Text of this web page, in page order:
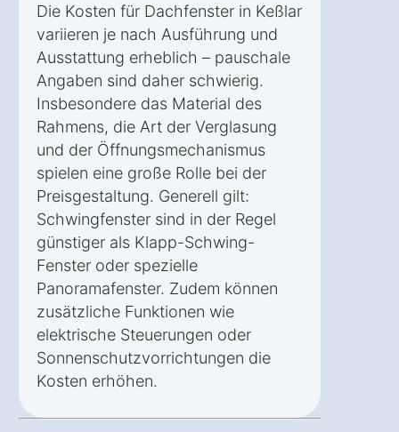
Die Kosten für Dachfenster in Keßlar
variieren je nach Ausführung und
Ausstattung erheblich – pauschale
Angaben sind daher schwierig.
Insbesondere das Material des
Rahmens, die Art der Verglasung
und der Öffnungsmechanismus
spielen eine große Rolle bei der
Preisgestaltung. Generell gilt:
Schwingfenster sind in der Regel
günstiger als Klapp-Schwing-
Fenster oder spezielle
Panoramafenster. Zudem können
zusätzliche Funktionen wie
elektrische Steuerungen oder
Sonnenschutzvorrichtungen die
Kosten erhöhen.